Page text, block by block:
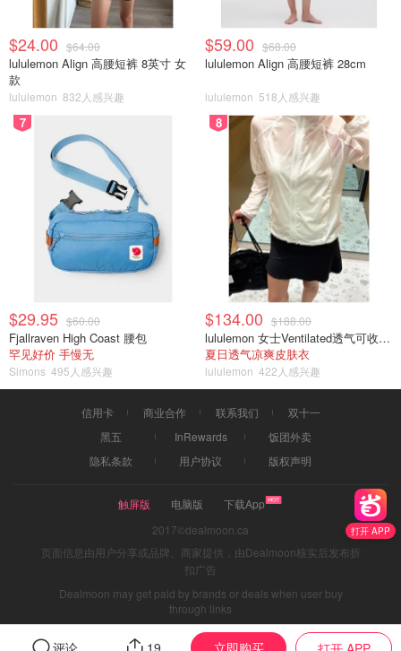
打开 APP
评论 19 立即购买
$24.00 $64.00
lululemon Align 高腰短裤 8英寸 女
款
lululemon 832人感兴趣
$59.00 $68.00
lululemon Align 高腰短裤 28cm
lululemon 518人感兴趣
7
$29.95 $60.00
Fjallraven High Coast 腰包
罕见好价 手慢无
Simons 495人感兴趣
8
$134.00 $188.00
lululemon 女士Ventilated透气可收纳跑步夹克
夏日透气凉爽皮肤衣
lululemon 422人感兴趣
信用卡 商业合作 联系我们
双十一
黑五
InRewards
饭团外卖
隐私条款
用户协议 版权声明
触屏版 电脑版
下载App
2017©dealmoon.ca
页面信息由用户分享或品牌、商家提供，由Dealmoon核实后发布折
扣广告
Dealmoon may get paid by brands or deals when user buy
through links